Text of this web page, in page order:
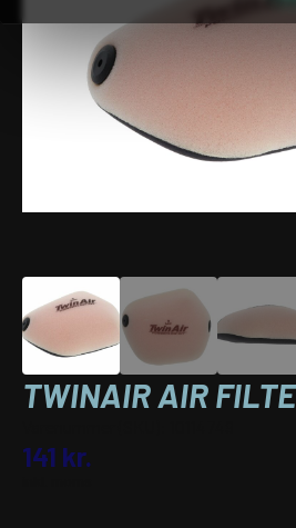
TWINAIR AIR
141 kr.